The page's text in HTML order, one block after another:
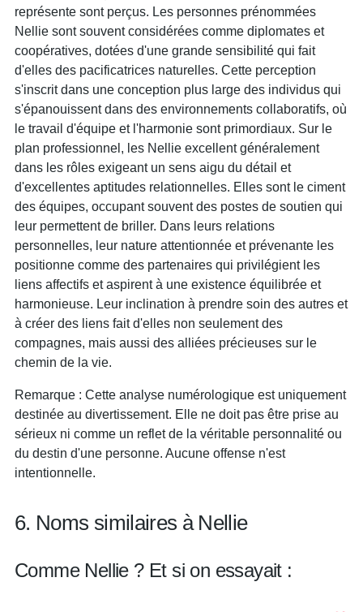
représente sont perçus. Les personnes prénommées
Nellie sont souvent considérées comme diplomates et
coopératives, dotées d'une grande sensibilité qui fait
d'elles des pacificatrices naturelles. Cette perception
s'inscrit dans une conception plus large des individus qui
s'épanouissent dans des environnements collaboratifs, où
le travail d'équipe et l'harmonie sont primordiaux. Sur le
plan professionnel, les Nellie excellent généralement
dans les rôles exigeant un sens aigu du détail et
d'excellentes aptitudes relationnelles. Elles sont le ciment
des équipes, occupant souvent des postes de soutien qui
leur permettent de briller. Dans leurs relations
personnelles, leur nature attentionnée et prévenante les
positionne comme des partenaires qui privilégient les
liens affectifs et aspirent à une existence équilibrée et
harmonieuse. Leur inclination à prendre soin des autres et
à créer des liens fait d'elles non seulement des
compagnes, mais aussi des alliées précieuses sur le
chemin de la vie.
Remarque : Cette analyse numérologique est uniquement
destinée au divertissement. Elle ne doit pas être prise au
sérieux ni comme un reflet de la véritable personnalité ou
du destin d'une personne. Aucune offense n'est
intentionnelle.
6. Noms similaires à Nellie
Comme Nellie ? Et si on essayait :